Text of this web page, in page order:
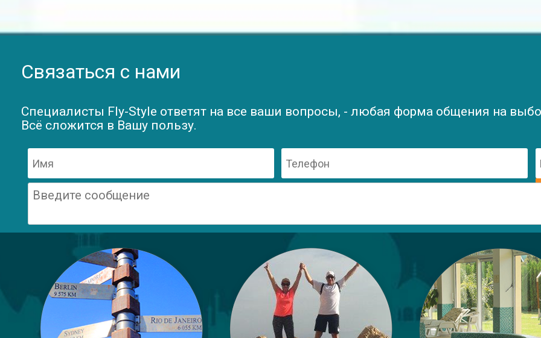
Связаться с нами
Специалисты Fly-Style ответят на все ваши вопросы, - любая форма общения на
Всё сложится в Вашу пользу.